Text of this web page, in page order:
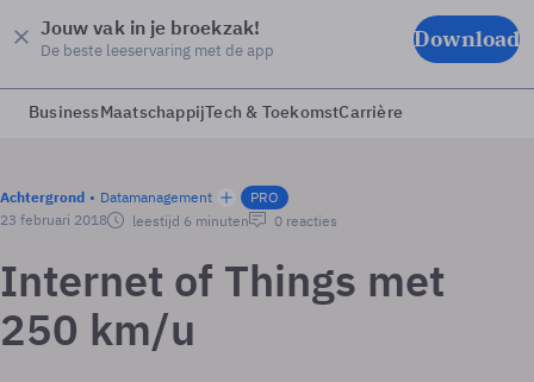
Jouw vak in je broekzak!
De beste leeservaring met de app Download
BusinessMaatschappijTech & ToekomstCarrière
Achtergrond Datamanagement
PRO
23 februari 2018
leestijd 6 minuten 0 reacties
Internet of Things met
250 km/u